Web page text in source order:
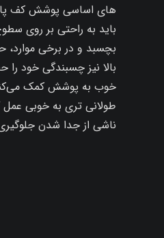
های اساسی پوشش کف
باید به راحتی بر روی
بچسبد و در برخی
بالا نیز چسبندگی خود
خوب به پوشش کمک
طولانی‌ تری به خوبی
ناشی از جدا شدن